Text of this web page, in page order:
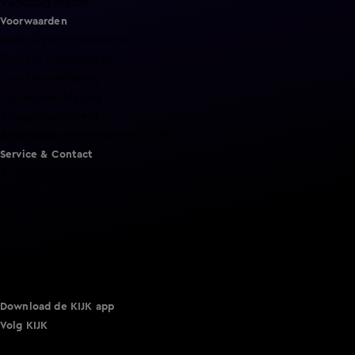
Voorwaarden
Service & Contact
Download de KIJK app
Volg KIJK